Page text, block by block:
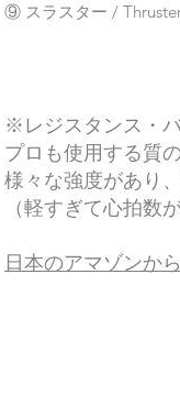
⑨ スラスター / Thruster
※レジスタンス・
プロも使用する質
様々な強度があり
（軽すぎて心拍数
日本のアマゾンか